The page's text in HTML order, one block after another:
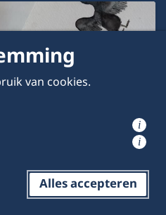
op LinkedIn Reageren
boek
van cookies.
i
i
Alles accepteren